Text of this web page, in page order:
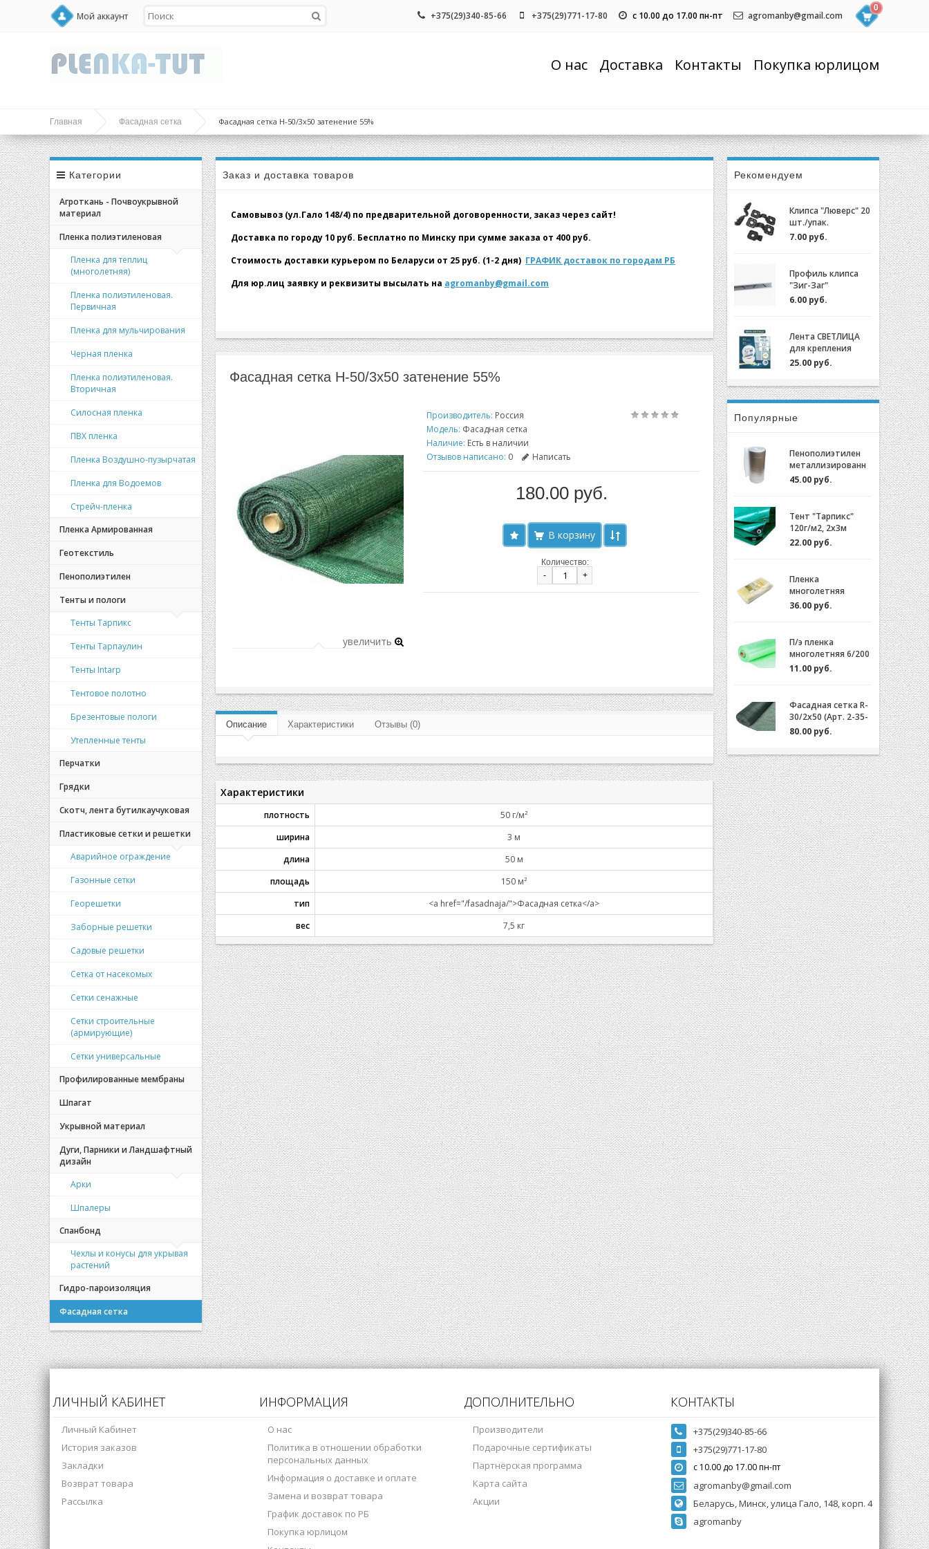
Мой аккаунт +375(29)340-85-66 +375(29)771-17-80 с 10.00 до 17.00 пн-пт agromanby@gmail.com
0
О нас Доставка Контакты Покупка юрлицом
Главная Фасадная сетка Фасадная сетка H-50/3x50 затенение 55%
Категории
Агроткань - Почвоукрывной
материал
Пленка полиэтиленовая
Пленка для теплиц
(многолетняя)
Пленка полиэтиленовая.
Первичная
Пленка для мульчирования
Черная пленка
Пленка полиэтиленовая.
Вторичная
Силосная пленка
ПВХ пленка
Пленка Воздушно-пузырчатая
Пленка для Водоемов
Стрейч-пленка
Пленка Армированная
Геотекстиль
Пенополиэтилен
Тенты и пологи
Тенты Тарпикс
Тенты Тарпаулин
Тенты Intarp
Тентовое полотно
Брезентовые пологи
Утепленные тенты
Перчатки
Грядки
Скотч, лента бутилкаучуковая
Пластиковые сетки и решетки
Аварийное ограждение
Газонные сетки
Георешетки
Заборные решетки
Садовые решетки
Сетка от насекомых
Сетки сенажные
Сетки строительные
(армирующие)
Сетки универсальные
Профилированные мембраны
Шпагат
Укрывной материал
Дуги, Парники и Ландшафтный
дизайн
Арки
Шпалеры
Спанбонд
Чехлы и конусы для укрывая
растений
Гидро-пароизоляция
Фасадная сетка
Рекомендуем
Клипса "Люверс" 20
шт./упак.
7.00 руб.
Профиль клипса
"Зиг-Заг"
(ХОЗАГРО) с
замком для
для теплиц
оцинкованный,
0,7мм (2м)
6.00 руб.
Лента СВЕТЛИЦА
для крепления
пленки к теплице
длина 30м, ширина
3 см, 700 мкм
25.00 руб.
Популярные
Пенополиэтилен
металлизированн
ый (НПЭ 2-120-25)
45.00 руб.
Тент "Тарпикс"
120г/м2, 2х3м
22.00 руб.
Пленка
многолетняя
"Светлица 6/200"
(7 лет) за 1м.пог.
36.00 руб.
П/э пленка
многолетняя 6/200
(2-3 года) Зеленая/
Желтая за 1м.пог.
11.00 руб.
Фасадная сетка R-
30/2x50 (Арт. 2-35-
50)
80.00 руб.
Заказ и доставка товаров
Самовывоз (ул.Гало 148/4) по предварительной договоренности, заказ через сайт!
Доставка по городу 10 руб. Бесплатно по Минску при сумме заказа от 400 руб.
Стоимость доставки курьером по Беларуси от 25 руб. (1-2 дня) ГРАФИК доставок по городам РБ
Для юр.лиц заявку и реквизиты высылать на agromanby@gmail.com
Фасадная сетка H-50/3x50 затенение 55%
увеличить
Производитель: Россия
Модель: Фасадная сетка
Наличие: Есть в наличии
Отзывов написано: 0 Написать
180.00 руб.
Количество:
-
+
Описание Характеристики Отзывы (0)
Характеристики
плотность
50 г/м²
ширина
3 м
длина
50 м
площадь
150 м²
тип
<a href="/fasadnaja/">Фасадная сетка</a>
вес
7,5 кг
ЛИЧНЫЙ КАБИНЕТ
Личный Кабинет
История заказов
Закладки
Возврат товара
Рассылка
ИНФОРМАЦИЯ
О нас
Политика в отношении обработки
персональных данных
Информация о доставке и оплате
Замена и возврат товара
График доставок по РБ
Покупка юрлицом
ДОПОЛНИТЕЛЬНО
Производители
Подарочные сертификаты
Партнёрская программа
Карта сайта
Акции
КОНТАКТЫ
+375(29)340-85-66
+375(29)771-17-80
с 10.00 до 17.00 пн-пт
agromanby@gmail.com
Беларусь, Минск, улица Гало, 148, корп. 4
agromanby